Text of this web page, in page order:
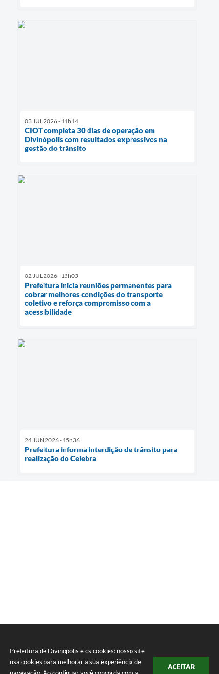
Prefeitura de Divinópolis e os cookies: nosso site
usa cookies para melhorar a sua experiência de
ACEITAR
03 JUL 2026 - 11h14
CIOT completa 30 dias de operação em
Divinópolis com resultados expressivos na
gestão do trânsito
02 JUL 2026 - 15h05
Prefeitura inicia reuniões permanentes para
cobrar melhores condições do transporte
coletivo e reforça compromisso com a
acessibilidade
24 JUN 2026 - 15h36
Prefeitura informa interdição de trânsito para
realização do Celebra